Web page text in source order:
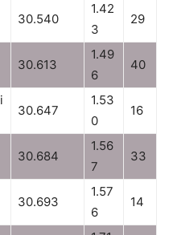
30.540
1.42
3
29
30.613
1.49
6
40
30.647
1.53
0
16
30.684
1.56
7
33
30.693
1.57
6
14